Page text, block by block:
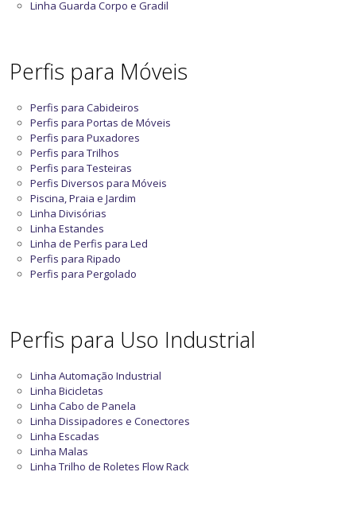
Linha Guarda Corpo e Gradil
Perfis para Móveis
Perfis para Cabideiros
Perfis para Portas de Móveis
Perfis para Puxadores
Perfis para Trilhos
Perfis para Testeiras
Perfis Diversos para Móveis
Piscina, Praia e Jardim
Linha Divisórias
Linha Estandes
Linha de Perfis para Led
Perfis para Ripado
Perfis para Pergolado
Perfis para Uso Industrial
Linha Automação Industrial
Linha Bicicletas
Linha Cabo de Panela
Linha Dissipadores e Conectores
Linha Escadas
Linha Malas
Linha Trilho de Roletes Flow Rack